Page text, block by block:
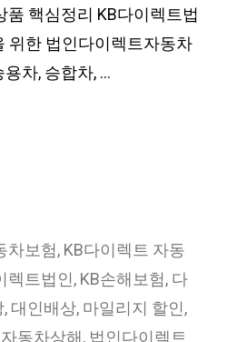
품 핵심정리 KB다이렉트법
위한 법인다이렉트자동차
차, 승합차, …
차보험, KB다이렉트 자동
렉트법인, KB손해보험, 다
, 대인배상, 마일리지 할인,
동차상해, 법인다이렉트